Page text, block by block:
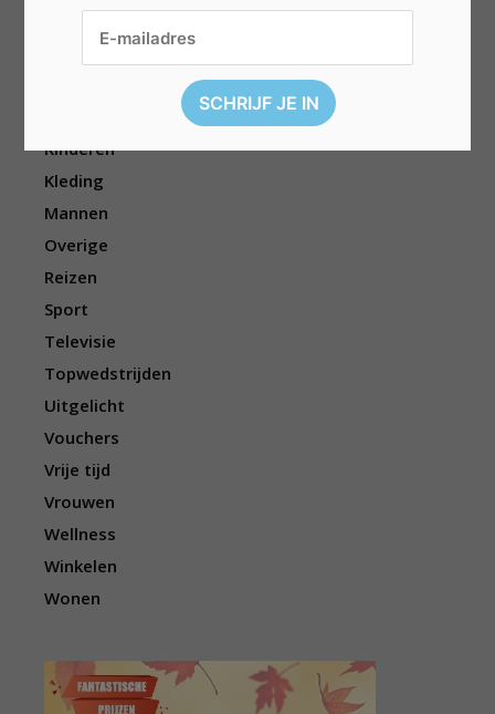
Kinderen
Kleding
Mannen
Overige
Reizen
Sport
Televisie
Topwedstrijden
Uitgelicht
Vouchers
Vrije tijd
Vrouwen
Wellness
Winkelen
Wonen